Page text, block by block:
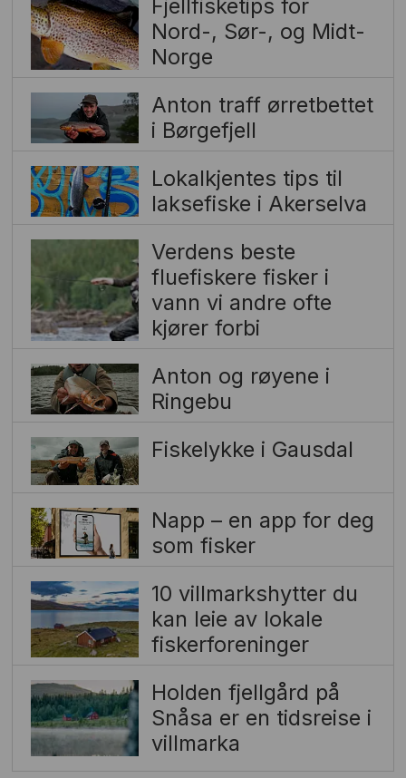
Fjellfisketips for
Nord-, Sør-, og Midt-
Norge
Anton traff ørretbettet
i Børgefjell
Lokalkjentes tips til
laksefiske i Akerselva
Verdens beste
fluefiskere fisker i
vann vi andre ofte
kjører forbi
Anton og røyene i
Ringebu
Fiskelykke i Gausdal
Napp – en app for deg
som fisker
10 villmarkshytter du
kan leie av lokale
fiskerforeninger
Holden fjellgård på
Snåsa er en tidsreise i
villmarka